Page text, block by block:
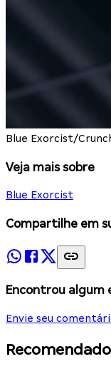
Blue Exorcist/
Veja mais sobre
Blue Exorcist
Compartilhe em
Encontrou algum
Envie seu